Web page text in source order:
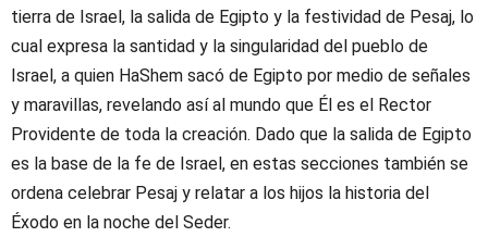
tierra de Israel, la salida de Egipto y la festividad de Pesaj, lo
cual expresa la santidad y la singularidad del pueblo de
Israel, a quien HaShem sacó de Egipto por medio de señales
y maravillas, revelando así al mundo que Él es el Rector
Providente de toda la creación. Dado que la salida de Egipto
es la base de la fe de Israel, en estas secciones también se
ordena celebrar Pesaj y relatar a los hijos la historia del
Éxodo en la noche del Seder.